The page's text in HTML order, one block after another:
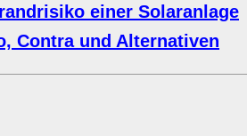
einer Solaranlage
Contra und Alternativen